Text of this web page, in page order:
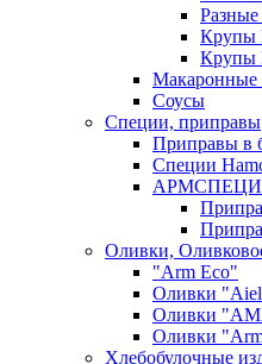
Крупы
Крупы
Макаронные
Соусы
Специи, приправы
Приправы в
Специи
Оливки,
"Arm Eco"
Оливки
Оливки
Оливки
Хлебобулочные